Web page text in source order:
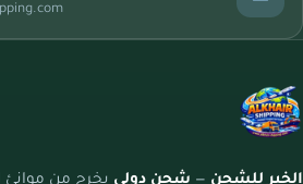
الخير للشحن — شحن دولي يخرج من موانئ